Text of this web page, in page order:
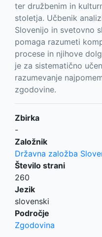
ter družbenim in
stoletja. Učbenik
Slovenijo in svetovno
pomaga razumeti
procese in njihove
je za sistematično
razumevanje
zgodovine.
Zbirka
-
Založnik
Državna založba
Število strani
260
Jezik
slovenski
Področje
Zgodovina